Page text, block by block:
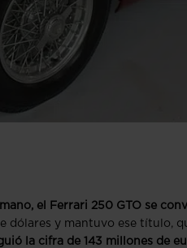
el Ferrari 250 GTO se
dólares y mantuvo ese título,
la cifra de 143 millones de